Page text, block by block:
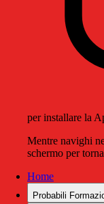
per installare la
Mentre navighi
schermo per
Home
Probabili